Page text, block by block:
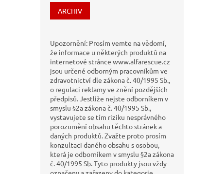
ARCHIV
Upozornění: Prosím vemte na vědomí,
že informace u některých produktů na
internetové stránce www.alfarescue.cz
jsou určené odborným pracovníkům ve
zdravotnictví dle zákona č. 40/1995 Sb.,
o regulaci reklamy ve znění pozdějších
předpisů. Jestliže nejste odborníkem v
smyslu §2a zákona č. 40/1995 Sb.,
vystavujete se tím riziku nesprávného
porozumění obsahu těchto stránek a
daných produktů. Zvažte proto prosím
konzultaci daného obsahu s osobou,
která je odborníkem v smyslu §2a zákona
č. 40/1995 Sb. Tyto produkty jsou vždy